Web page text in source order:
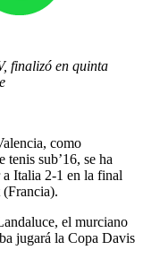
finalizó en quinta
como
tenis sub’16, se ha
a Italia 2-1 en la final
el murciano
jugará la Copa Davis